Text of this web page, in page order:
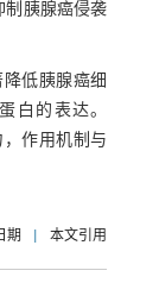
制胰腺癌侵袭
低胰腺癌细
白的表达。
，作用机制与
期 本文引用